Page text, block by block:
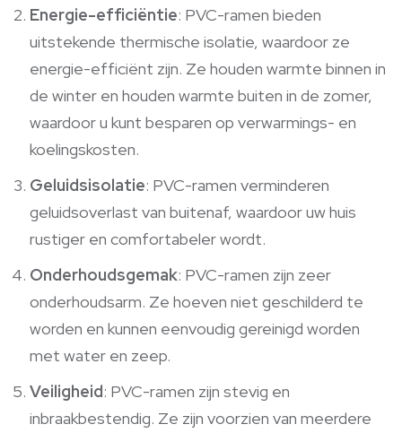
Energie-efficiëntie: PVC-ramen bieden
uitstekende thermische isolatie, waardoor ze
energie-efficiënt zijn. Ze houden warmte binnen in
de winter en houden warmte buiten in de zomer,
waardoor u kunt besparen op verwarmings- en
koelingskosten.
Geluidsisolatie: PVC-ramen verminderen
geluidsoverlast van buitenaf, waardoor uw huis
rustiger en comfortabeler wordt.
Onderhoudsgemak: PVC-ramen zijn zeer
onderhoudsarm. Ze hoeven niet geschilderd te
worden en kunnen eenvoudig gereinigd worden
met water en zeep.
Veiligheid: PVC-ramen zijn stevig en
inbraakbestendig. Ze zijn voorzien van meerdere